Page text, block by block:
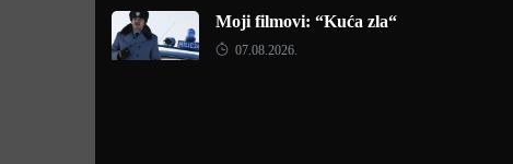
Moji filmovi: “Kuća zla“
07.08.2026.